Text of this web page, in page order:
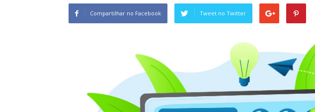
Compartilhar no Facebook Tweet no Twitter